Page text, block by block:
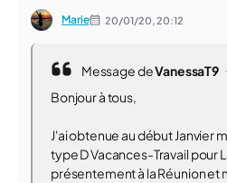
Marie 20/01/20,20:12
Message deVanessaT9
Bonjour à tous,
J'ai obtenue au début Janvier
type D Vacances-Travail pour
présentement à la Réunion